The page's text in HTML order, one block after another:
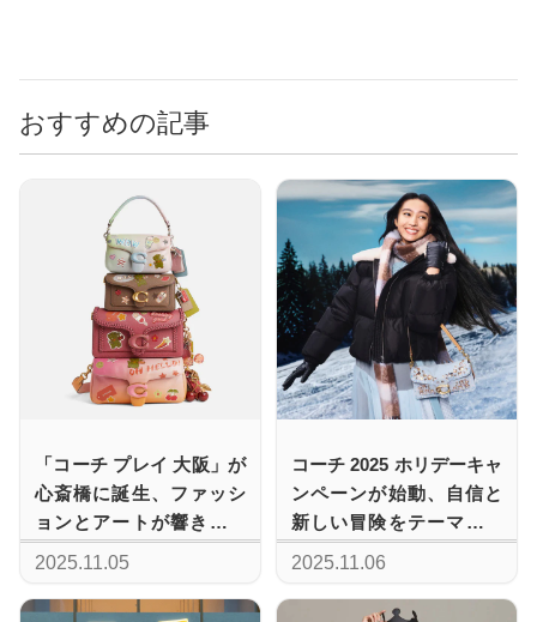
おすすめの記事
「コーチ プレイ 大阪」が
心斎橋に誕生、ファッシ
ョンとアートが響き合う
新拠点
2025.11.05
コーチ 2025 ホリデーキャ
ンペーンが始動、自信と
新しい冒険をテーマにし
たギフトを提案
2025.11.06